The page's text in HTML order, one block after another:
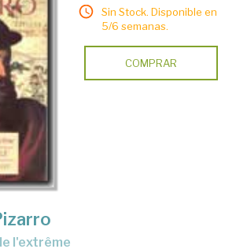
Sin Stock. Disponible en
5/6 semanas.
COMPRAR
l'extrême